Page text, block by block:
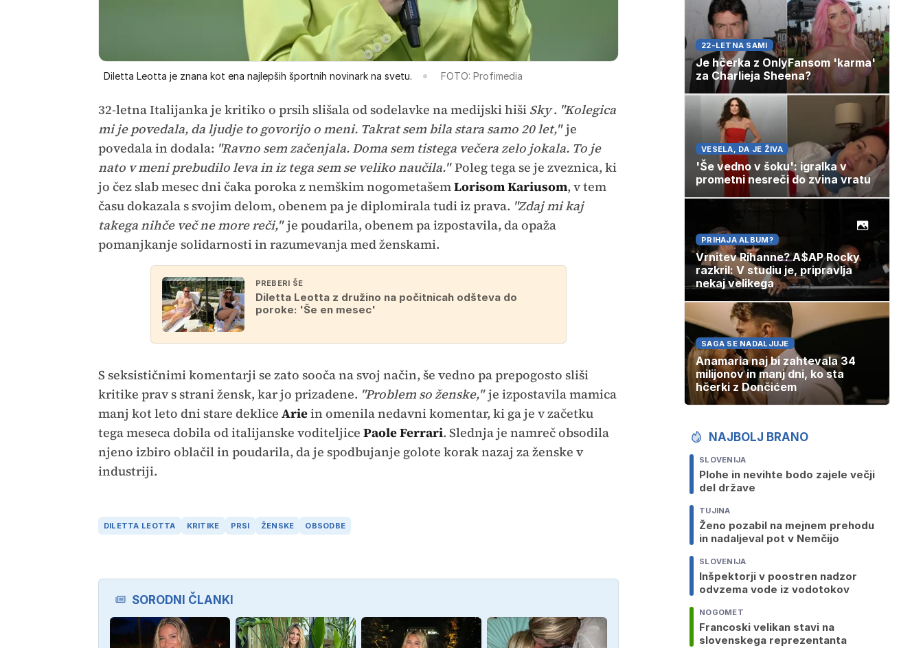
Diletta Leotta je znana kot ena najlepših športnih novinark na svetu. FOTO: Profimedia
32-letna Italijanka je kritiko o prsih slišala od sodelavke na medijski hiši Sky. "Kolegica
mi je povedala, da ljudje to govorijo o meni. Takrat sem bila stara samo 20 let,"je
povedala in dodala: "Ravno sem začenjala. Doma sem tistega večera zelo jokala. To je
nato v meni prebudilo leva in iz tega sem se veliko naučila."Poleg tega se je zveznica, ki
jo čez slab mesec dni čaka poroka z nemškim nogometašemLorisom Kariusom, v tem
času dokazala s svojim delom, obenem pa je diplomirala tudi iz prava. "Zdaj mi kaj
takega nihče več ne more reči,"je poudarila, obenem pa izpostavila, da opaža
pomanjkanje solidarnosti in razumevanja med ženskami.
PREBERI ŠE
Diletta Leotta z družino na počitnicah odšteva do
poroke: 'Še en mesec'
S seksističnimi komentarji se zato sooča na svoj način, še vedno pa prepogosto sliši
kritike prav s strani žensk, kar jo prizadene. "Problem so ženske,"je izpostavila mamica
manj kot leto dni stare deklice Ariein omenila nedavni komentar, ki ga je v začetku
tega meseca dobila od italijanske voditeljice Paole Ferrari. Slednja je namreč obsodila
njeno izbiro oblačil in poudarila, da je spodbujanje golote korak nazaj za ženske v
industriji.
DILETTA LEOTTA KRITIKE PRSI ŽENSKE OBSODBE
SORODNI ČLANKI
22-LETNA SAMI
Je hčerka z OnlyFansom 'karma'
za Charlieja Sheena?
VESELA, DA JE ŽIVA
'Še vedno v šoku': igralka v
prometni nesreči do zvina vratu
PRIHAJA ALBUM?
Vrnitev Rihanne? A$AP Rocky
razkril: V studiu je, pripravlja
nekaj velikega
SAGA SE NADALJUJE
Anamaria naj bi zahtevala 34
milijonov in manj dni, ko sta
hčerki z Dončićem
NAJBOLJ BRANO
SLOVENIJA
Plohe in nevihte bodo zajele večji
del države
TUJINA
Ženo pozabil na mejnem prehodu
in nadaljeval pot v Nemčijo
SLOVENIJA
Inšpektorji v poostren nadzor
odvzema vode iz vodotokov
NOGOMET
Francoski velikan stavi na
slovenskega reprezentanta